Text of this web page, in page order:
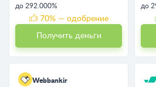
до 292.000%
70% — одобрение
Получить деньги
до
Webbankir